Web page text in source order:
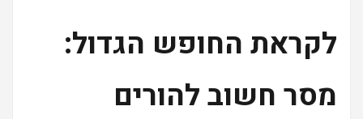
לקראת החופש הגדול:
מסר חשוב להורים